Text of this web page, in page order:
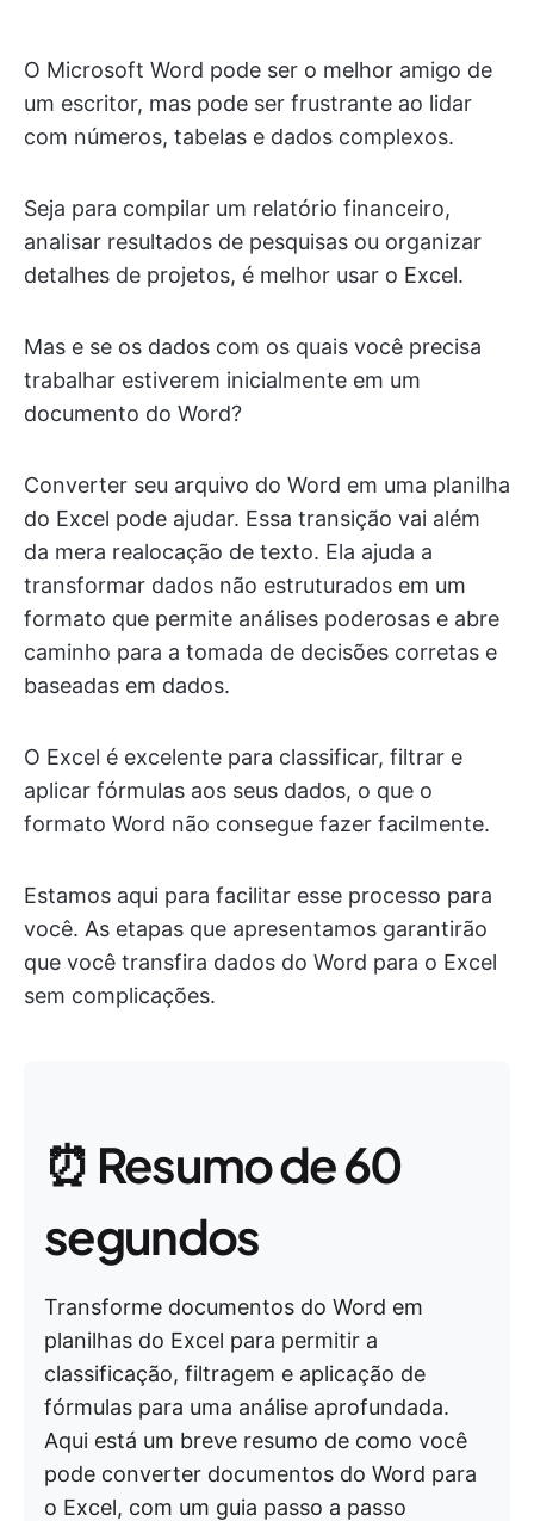
O Microsoft Word pode ser o melhor amigo de
um escritor, mas pode ser frustrante ao lidar
com números, tabelas e dados complexos.
Seja para compilar um relatório financeiro,
analisar resultados de pesquisas ou organizar
detalhes de projetos, é melhor usar o Excel.
Mas e se os dados com os quais você precisa
trabalhar estiverem inicialmente em um
documento do Word?
Converter seu arquivo do Word em uma planilha
do Excel pode ajudar. Essa transição vai além
da mera realocação de texto. Ela ajuda a
transformar dados não estruturados em um
formato que permite análises poderosas e abre
caminho para a tomada de decisões corretas e
baseadas em dados.
O Excel é excelente para classificar, filtrar e
aplicar fórmulas aos seus dados, o que o
formato Word não consegue fazer facilmente.
Estamos aqui para facilitar esse processo para
você. As etapas que apresentamos garantirão
que você transfira dados do Word para o Excel
sem complicações.
⏰ Resumo de 60
segundos
Transforme documentos do Word em
planilhas do Excel para permitir a
classificação, filtragem e aplicação de
fórmulas para uma análise aprofundada.
Aqui está um breve resumo de como você
pode converter documentos do Word para
o Excel, com um guia passo a passo